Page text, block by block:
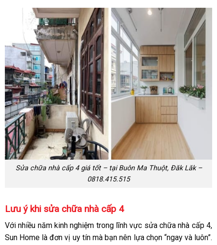
Sửa chữa nhà cấp 4 giá tốt – tại Buôn Ma Thuột, Đăk Lăk –
0818.415.515
Lưu ý khi sửa chữa nhà cấp 4
Với nhiều năm kinh nghiệm trong lĩnh vực sửa chữa nhà cấp 4,
Sun Home là đơn vị uy tín mà bạn nên lựa chọn “ngay và luôn”.